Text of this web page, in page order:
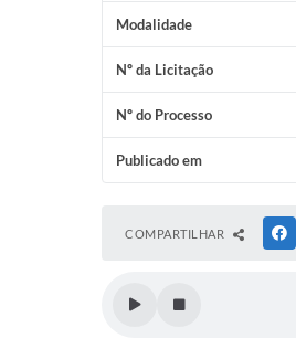
Modalidade
Nº da Licitação
Nº do Processo
Publicado em
COMPARTILHAR